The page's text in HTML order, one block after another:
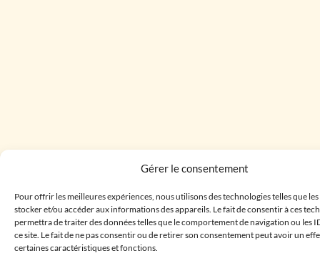
Gérer le consentement
Pour offrir les meilleures expériences, nous utilisons des technologies telles que
stocker et/ou accéder aux informations des appareils. Le fait de consentir à ces
permettra de traiter des données telles que le comportement de navigation ou les
ce site. Le fait de ne pas consentir ou de retirer son consentement peut avoir un
certaines caractéristiques et fonctions.